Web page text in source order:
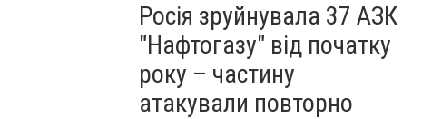
Росія зруйнувала 37 АЗК
"Нафтогазу" від початку
року – частину
атакували повторно